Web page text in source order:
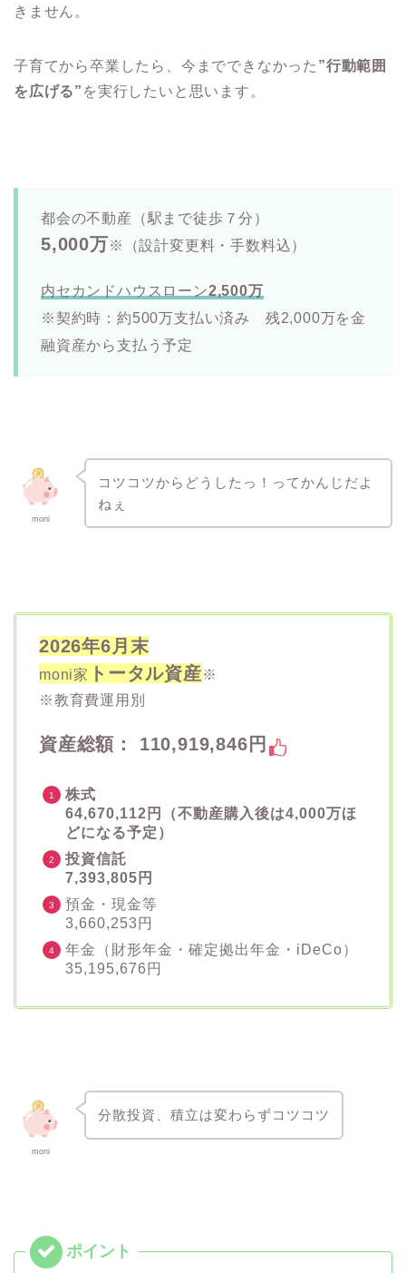
きません。
子育てから卒業したら、今までできなかった ”行動範囲
を広げる” を実行したいと思います。
都会の不動産（駅まで徒歩７分）
5,000万※（設計変更料・手数料込）
内セカンドハウスローン2,500万
※契約時：約500万支払い済み 残2,000万を金
融資産から支払う予定
moni
コツコツからどうしたっ！ってかんじだよ
ねぇ
2026年6月末
moni家 トータル資産※
※教育費運用別
資産総額： 110,919,846円
株式
64,670,112円（不動産購入後は4,000万ほ
どになる予定）
投資信託
7,393,805円
預金・現金等
3,660,253円
年金（財形年金・確定拠出年金・iDeCo）
35,195,676円
moni
分散投資、積立は変わらずコツコツ